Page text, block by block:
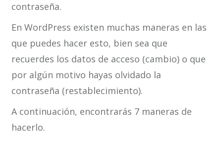
contraseña.
En WordPress existen muchas maneras en las
que puedes hacer esto, bien sea que
recuerdes los datos de acceso (cambio) o que
por algún motivo hayas olvidado la
contraseña (restablecimiento).
A continuación, encontrarás 7 maneras de
hacerlo.